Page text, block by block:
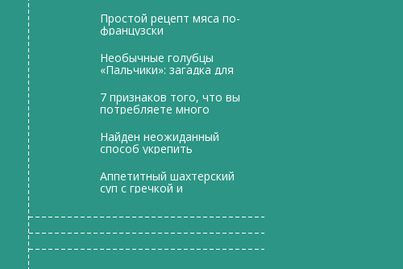
Простой рецепт мяса по-
французски
Необычные голубцы
«Пальчики»: загадка для
7 признаков того, что вы
потребляете много
Найден неожиданный
способ укрепить
Аппетитный шахтерский
суп с гречкой и